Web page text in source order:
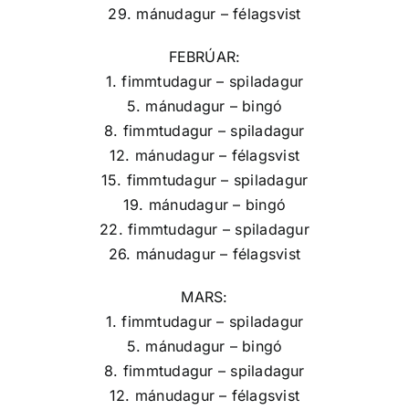
29. mánudagur – félagsvist
FEBRÚAR:
1. fimmtudagur – spiladagur
5. mánudagur – bingó
8. fimmtudagur – spiladagur
12. mánudagur – félagsvist
15. fimmtudagur – spiladagur
19. mánudagur – bingó
22. fimmtudagur – spiladagur
26. mánudagur – félagsvist
MARS:
1. fimmtudagur – spiladagur
5. mánudagur – bingó
8. fimmtudagur – spiladagur
12. mánudagur – félagsvist